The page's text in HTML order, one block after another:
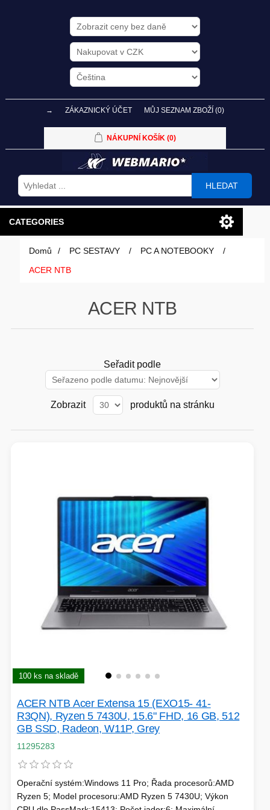
→ ZÁKAZNICKÝ ÚČET MŮJ SEZNAM ZBOŽÍ (0)
NÁKUPNÍ KOŠÍK (0)
HLEDAT
CATEGORIES
PC SESTAVY
AI ROBOTIZACE
GRAFICKÉ KARTY
ZÁKLADNÍ DESKY - INTEL
AI ENTERPRISE
ZABEZPEČENÍ
KLÁVESNICE A MYŠI
ZÁRUKY - SLUŽBY
SOHO INTERNÍ DISKY
INTERAKTIVNÍ HRAČKY
SÍŤOVÉ PRVKY Pro
DOMÁCNOST
NOVINKY
Domů / PC SESTAVY / PC A NOTEBOOKY
/
ACER NTB
ACER NTB
Seřadit podle
Zobrazit produktů na stránku
100 ks na skladě
ACER NTB Acer Extensa 15 (EXO15- 41-
R3QN), Ryzen 5 7430U, 15.6" FHD, 16 GB, 512
GB SSD, Radeon, W11P, Grey
11295283
Operační systém:Windows 11 Pro; Řada procesorů:AMD
Ryzen 5; Model procesoru:AMD Ryzen 5 7430U; Výkon